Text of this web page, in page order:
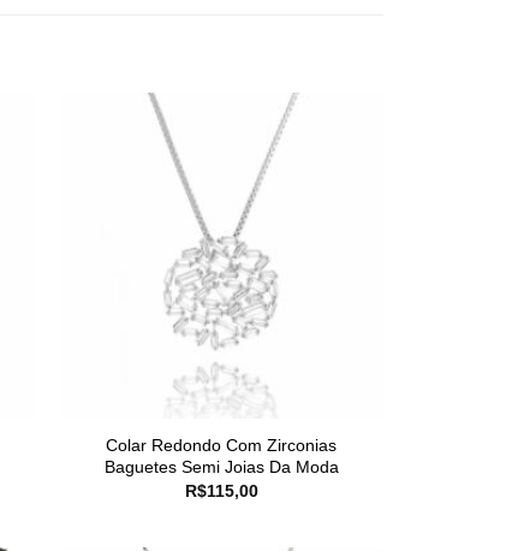
Colar Redondo Com Zirconias
Baguetes Semi Joias Da Moda
R$115,00